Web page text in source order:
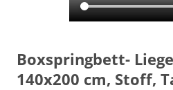
Boxspringbett-
140x200 cm, Stoff,